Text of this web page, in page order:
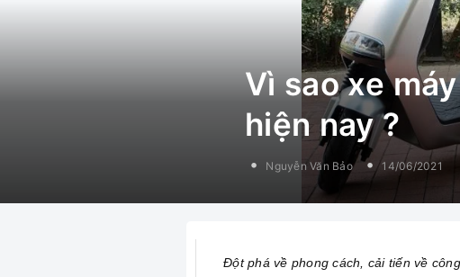
Vì sao xe
hiện nay ?
Nguyễn Văn Bảo 14/06/2021
Đột phá về phong cách, cải tiến về